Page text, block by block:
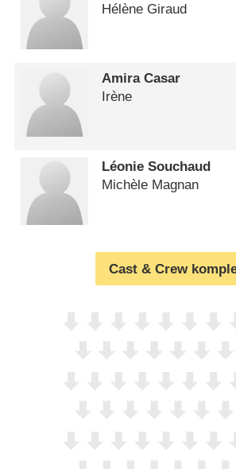
Hélène Giraud
Amira Casar
Irène
Léonie Souchaud
Michèle Magnan
Cast & Crew